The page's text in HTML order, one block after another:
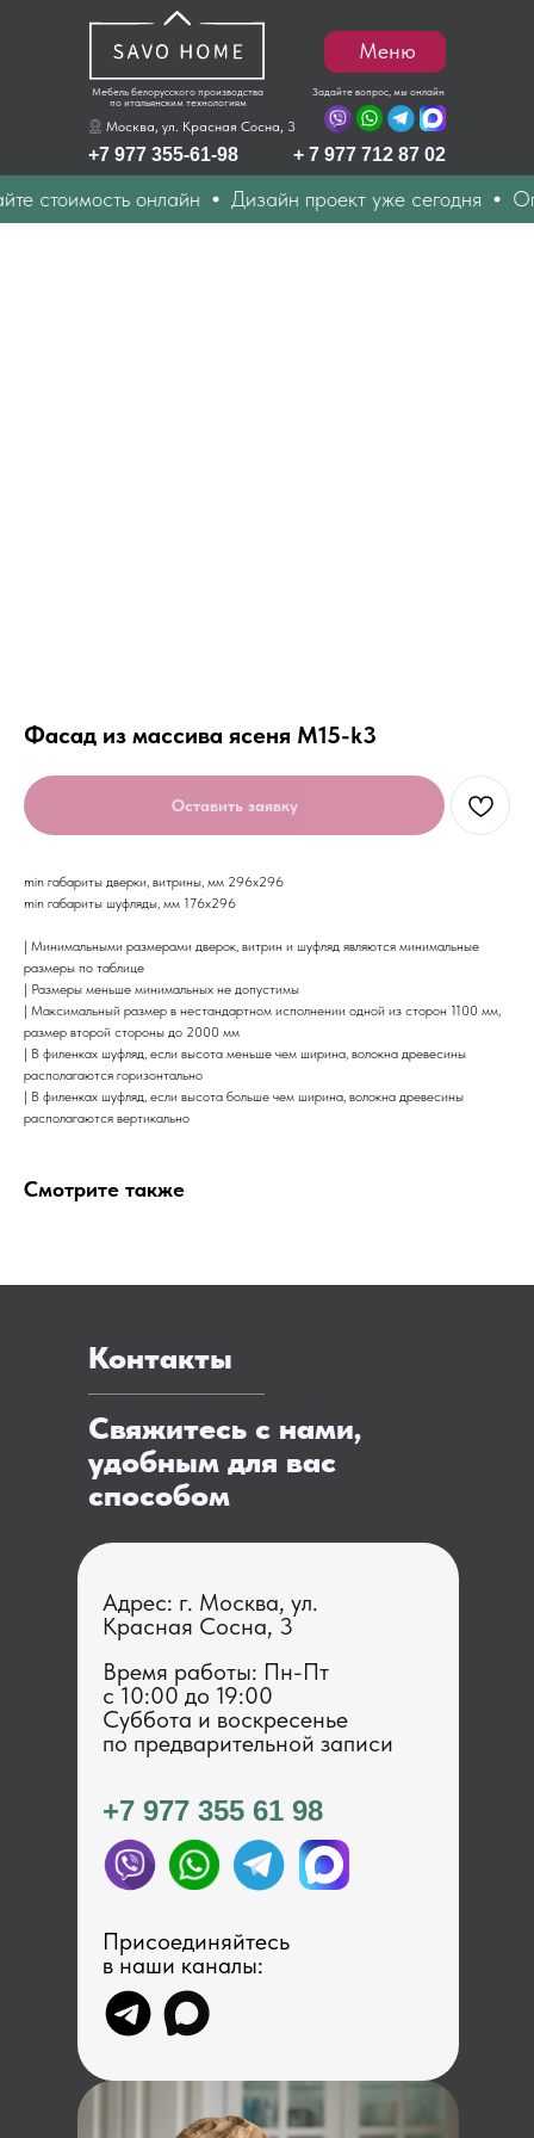
Мебель белорусского производства
по итальянским технологиям
+7 977 355-61-98
Задайте вопрос, мы онлайн
Москва, ул. Красная Сосна, 3
+ 7 977 712 87 02
Меню
стоимость онлайн Дизайн проект уже сегодня
Фасад из массива ясеня М15-k3
Оставить заявку
min габариты дверки, витрины, мм 296х296
min габариты шуфляды, мм 176х296
| Минимальными размерами дверок, витрин и шуфляд являются минимальные
размеры по таблице
| Размеры меньше минимальных не допустимы
| Максимальный размер в нестандартном исполнении одной из сторон 1100 мм,
размер второй стороны до 2000 мм
| В филенках шуфляд, если высота меньше чем ширина, волокна древесины
располагаются горизонтально
| В филенках шуфляд, если высота больше чем ширина, волокна древесины
располагаются вертикально
Смотрите также
Контакты
Свяжитесь с нами,
удобным для вас
способом
Адрес: г. Москва, ул.
Красная Сосна, 3
+7 977 355 61 98
Время работы: Пн-Пт
с 1 0:00 до 19:00
Суббота и воскресенье
по предварительной записи
Присоединяйтесь
в наши каналы: